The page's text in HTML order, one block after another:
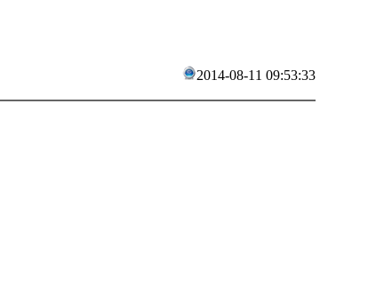
2014-08-11 09:53:33